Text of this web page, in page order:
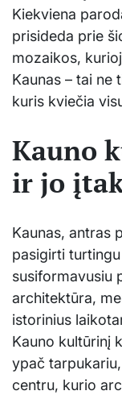
Kiekviena
prisideda prie
mozaikos,
Kaunas – tai ne
kuris kviečia
Kauno
ir jo
Kaunas, antras
pasigirti
susiformavusiu
architektūra,
istorinius
Kauno kultūrinį
ypač
centru, kurio